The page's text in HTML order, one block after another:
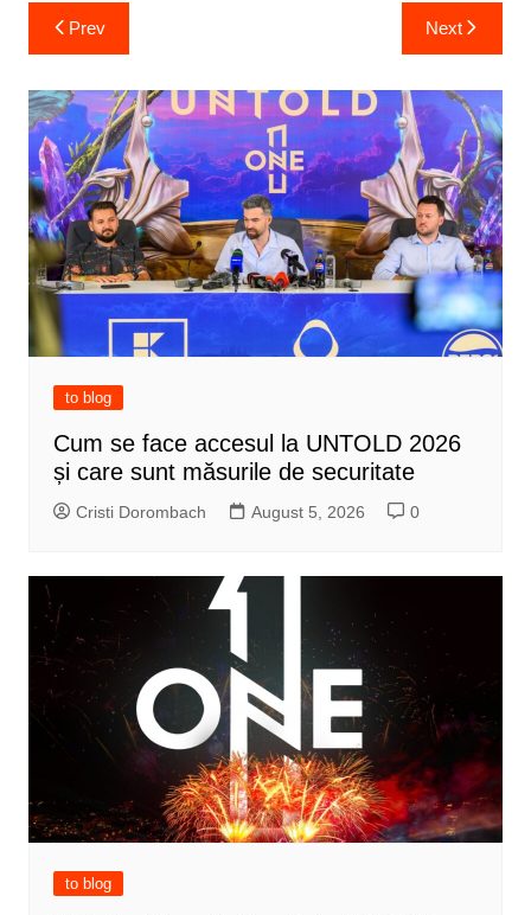
Post
navigation
Prev Next
to blog
Cum se face accesul la UNTOLD 2026
și care sunt măsurile de securitate
Cristi Dorombach August 5, 2026 0
to blog